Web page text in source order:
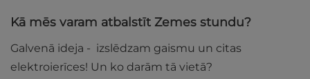
Kā mēs varam atbalstīt Zemes stundu?
Galvenā ideja - izslēdzam gaismu un citas
elektroierīces! Un ko darām tā vietā?